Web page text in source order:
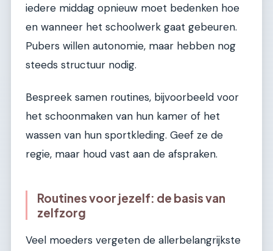
iedere middag opnieuw moet bedenken hoe
en wanneer het schoolwerk gaat gebeuren.
Pubers willen autonomie, maar hebben nog
steeds structuur nodig.
Bespreek samen routines, bijvoorbeeld voor
het schoonmaken van hun kamer of het
wassen van hun sportkleding. Geef ze de
regie, maar houd vast aan de afspraken.
Routines voor jezelf: de basis van
zelfzorg
Veel moeders vergeten de allerbelangrijkste